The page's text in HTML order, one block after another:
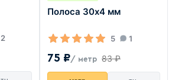
2
Полоса 30х4 мм
5 1
75 ₽/ метр 83 ₽